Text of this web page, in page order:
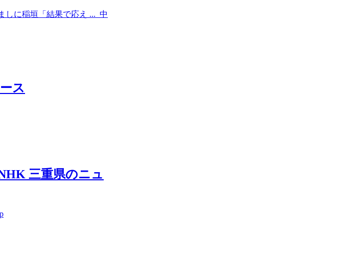
しに稲垣「結果で応え ... 中
ス
三重県のニュ